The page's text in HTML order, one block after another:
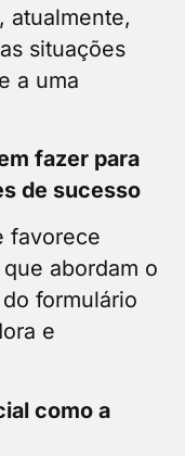
atualmente,
situações
a uma
fazer para
de sucesso
favorece
abordam o
formulário
e
como a